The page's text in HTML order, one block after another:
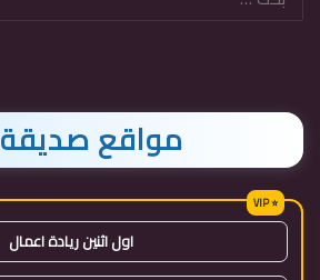
مواقع صديقة
اول اثنين ريادة اعمال